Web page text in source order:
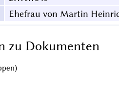
Ehefrau von Martin
zu Dokumenten